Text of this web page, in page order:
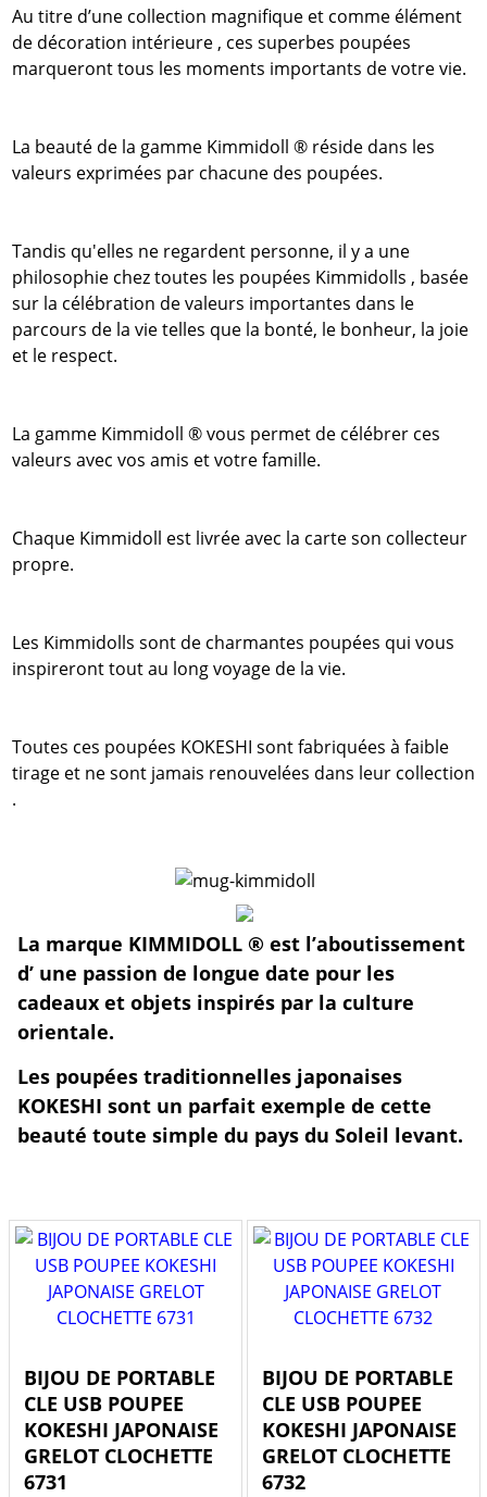
Au titre d’une collection magnifique et comme élément
de décoration intérieure , ces superbes poupées
marqueront tous les moments importants de votre vie.
La beauté de la gamme Kimmidoll ® réside dans les
valeurs exprimées par chacune des poupées.
Tandis qu'elles ne regardent personne, il y a une
philosophie chez toutes les poupées Kimmidolls , basée
sur la célébration de valeurs importantes dans le
parcours de la vie telles que la bonté, le bonheur, la joie
et le respect.
La gamme Kimmidoll ® vous permet de célébrer ces
valeurs avec vos amis et votre famille.
Chaque Kimmidoll est livrée avec la carte son collecteur
propre.
Les Kimmidolls sont de charmantes poupées qui vous
inspireront tout au long voyage de la vie.
Toutes ces poupées KOKESHI sont fabriquées à faible
tirage et ne sont jamais renouvelées dans leur collection
.
La marque KIMMIDOLL ® est l’aboutissement
d’ une passion de longue date pour les
cadeaux et objets inspirés par la culture
orientale.
Les poupées traditionnelles japonaises
KOKESHI sont un parfait exemple de cette
beauté toute simple du pays du Soleil levant.
BIJOU DE PORTABLE
CLE USB POUPEE
KOKESHI JAPONAISE
GRELOT CLOCHETTE
6731
BIJOU DE PORTABLE
CLE USB POUPEE
KOKESHI JAPONAISE
GRELOT CLOCHETTE
6732